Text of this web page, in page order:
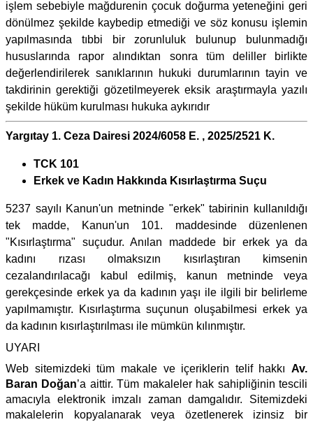
işlem sebebiyle mağdurenin çocuk doğurma yeteneğini geri
dönülmez şekilde kaybedip etmediği ve söz konusu işlemin
yapılmasında tıbbi bir zorunluluk bulunup bulunmadığı
hususlarında rapor alındıktan sonra tüm deliller birlikte
değerlendirilerek sanıklarının hukuki durumlarının tayin ve
takdirinin gerektiği gözetilmeyerek eksik araştırmayla yazılı
şekilde hüküm kurulması hukuka aykırıdır
Yargıtay 1. Ceza Dairesi 2024/6058 E. , 2025/2521 K.
TCK 101
Erkek ve Kadın Hakkında Kısırlaştırma Suçu
5237 sayılı Kanun'un metninde "erkek" tabirinin kullanıldığı
tek madde, Kanun'un 101. maddesinde düzenlenen
"Kısırlaştırma" suçudur. Anılan maddede bir erkek ya da
kadını rızası olmaksızın kısırlaştıran kimsenin
cezalandırılacağı kabul edilmiş, kanun metninde veya
gerekçesinde erkek ya da kadının yaşı ile ilgili bir belirleme
yapılmamıştır. Kısırlaştırma suçunun oluşabilmesi erkek ya
da kadının kısırlaştırılması ile mümkün kılınmıştır.
UYARI
Web sitemizdeki tüm makale ve içeriklerin telif hakkı Av.
Baran Doğan’a aittir. Tüm makaleler hak sahipliğinin tescili
amacıyla elektronik imzalı zaman damgalıdır. Sitemizdeki
makalelerin kopyalanarak veya özetlenerek izinsiz bir